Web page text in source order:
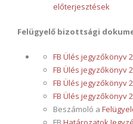
előterjesztések
Felügyelő bizottsági
FB Ülés jegyzőkönyv
FB Ülés jegyzőkönyv
FB Ülés jegyzőkönyv
FB Ülés jegyzőkönyv
Beszámoló a